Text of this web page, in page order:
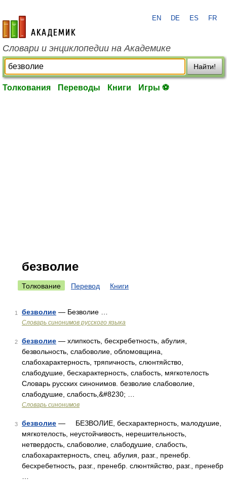
academic.ru
EN DE ES FR
Словари и энциклопедии на Академике
Найти!
Толкования Переводы Книги Игры ⚽
безволие
Толкование Перевод Книги
1 безволие — Безволие …
Словарь синонимов русского языка
2 безволие — хлипкость, бесхребетность, абулия,
безвольность, слабоволие, обломовщина,
слабохарактерность, тряпичность, слюнтяйство,
слабодушие, бесхарактерность, слабость, мягкотелость
Словарь русских синонимов. безволие слабоволие,
слабодушие, слабость,&#8230; …
Словарь синонимов
3 безволие — БЕЗВОЛИЕ, бесхарактерность, малодушие,
мягкотелость, неустойчивость, нерешительность,
нетвердость, слабоволие, слабодушие, слабость,
слабохарактерность, спец. абулия, разг., пренебр.
бесхребетность, разг., пренебр. слюнтяйство, разг., пренебр